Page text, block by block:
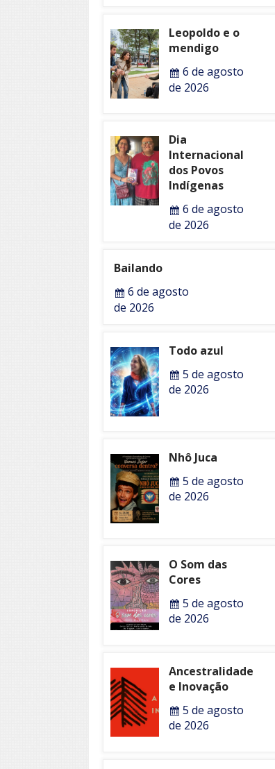
Leopoldo e o
mendigo
6 de agosto
de 2026
Dia
Internacional
dos Povos
Indígenas
6 de agosto
de 2026
Bailando
6 de agosto
de 2026
Todo azul
5 de agosto
de 2026
Nhô Juca
5 de agosto
de 2026
O Som das
Cores
5 de agosto
de 2026
Ancestralidade
e Inovação
5 de agosto
de 2026